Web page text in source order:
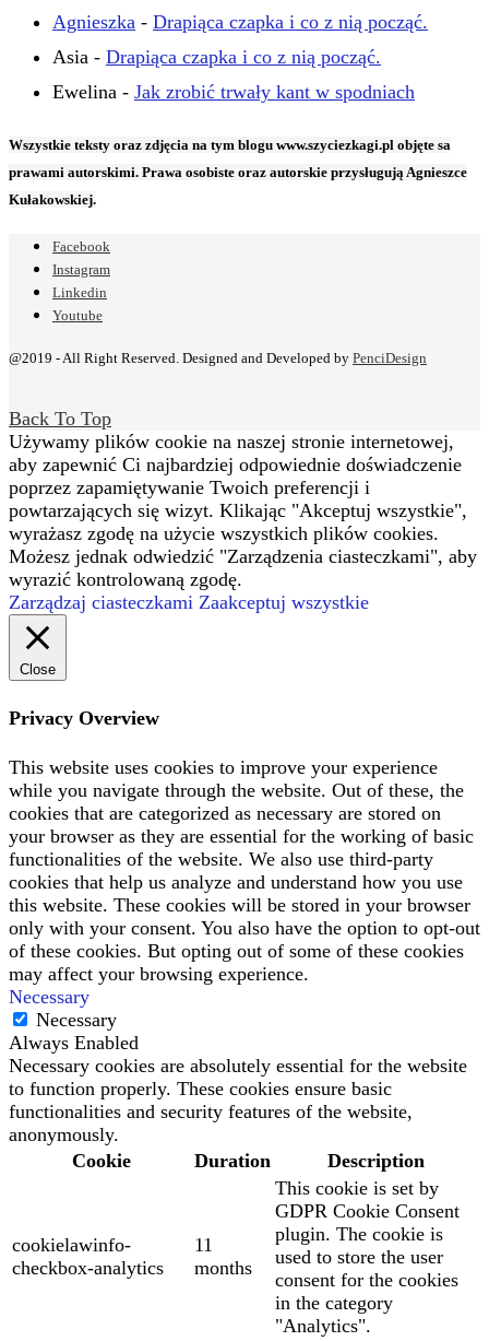
Agnieszka - Drapiąca czapka i co z nią począć.
Asia - Drapiąca czapka i co z nią począć.
Ewelina - Jak zrobić trwały kant w spodniach
Wszystkie teksty oraz zdjęcia na tym blogu www.szyciezkagi.pl objęte sa
prawami autorskimi. Prawa osobiste oraz autorskie przysługują Agnieszce
Kułakowskiej.
Facebook
Instagram
Linkedin
Youtube
@2019 - All Right Reserved. Designed and Developed by PenciDesign
Back To Top
Używamy plików cookie na naszej stronie internetowej,
aby zapewnić Ci najbardziej odpowiednie doświadczenie
poprzez zapamiętywanie Twoich preferencji i
powtarzających się wizyt. Klikając "Akceptuj wszystkie",
wyrażasz zgodę na użycie wszystkich plików cookies.
Możesz jednak odwiedzić "Zarządzenia ciasteczkami", aby
wyrazić kontrolowaną zgodę.
Zarządzaj ciasteczkami Zaakceptuj wszystkie
Close
Privacy Overview
This website uses cookies to improve your experience
while you navigate through the website. Out of these, the
cookies that are categorized as necessary are stored on
your browser as they are essential for the working of basic
functionalities of the website. We also use third-party
cookies that help us analyze and understand how you use
this website. These cookies will be stored in your browser
only with your consent. You also have the option to opt-out
of these cookies. But opting out of some of these cookies
may affect your browsing experience.
Necessary
Necessary
Always Enabled
Necessary cookies are absolutely essential for the website
to function properly. These cookies ensure basic
functionalities and security features of the website,
anonymously.
Cookie
Duration Description
cookielawinfo-
checkbox-analytics
11
months
This cookie is set by
GDPR Cookie Consent
plugin. The cookie is
used to store the user
consent for the cookies
in the category
"Analytics".